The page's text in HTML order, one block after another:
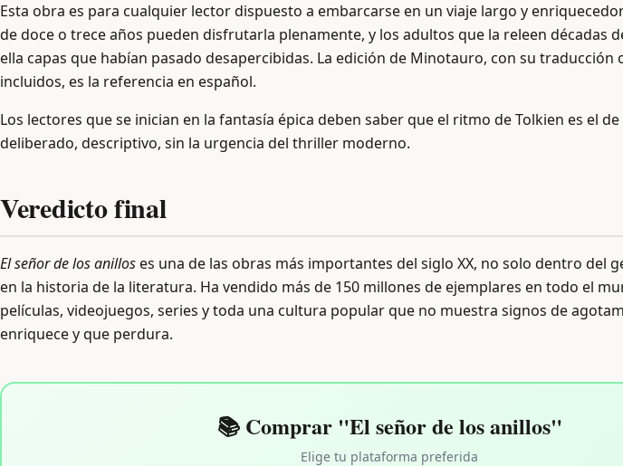
Esta obra es para cualquier lector dispuesto a embarcarse en un viaje largo y
de doce o trece años pueden disfrutarla plenamente, y los adultos que la releen décadas
ella capas que habían pasado desapercibidas. La edición de Minotauro, con su traducción
incluidos, es la referencia en español.
Los lectores que se inician en la fantasía épica deben saber que el ritmo de Tolkien es el
deliberado, descriptivo, sin la urgencia del thriller moderno.
Veredicto final
El señor de los anilloses una de las obras más importantes del siglo XX, no solo dentro del
en la historia de la literatura. Ha vendido más de 150 millones de ejemplares en todo el
películas, videojuegos, series y toda una cultura popular que no muestra signos de
enriquece y que perdura.
📚 Comprar "El señor de los anillos"
Elige tu plataforma preferida